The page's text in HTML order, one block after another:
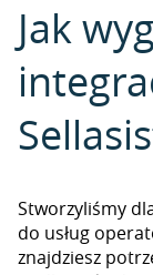
Jak
Stworzyliśmy
do usług
znajdziesz